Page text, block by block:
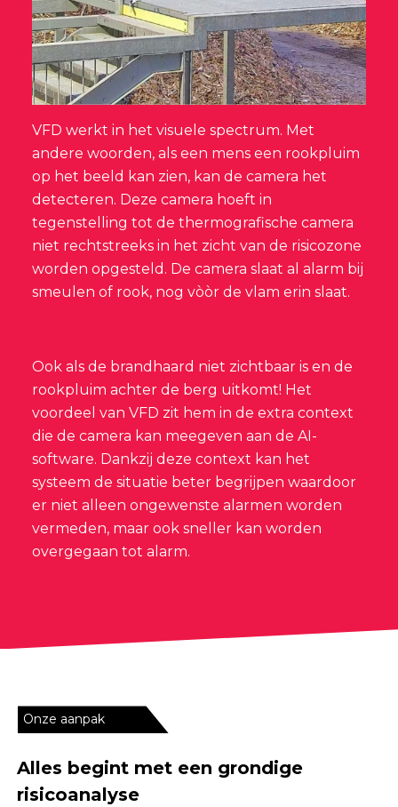
VFD werkt in het visuele spectrum. Met
andere woorden, als een mens een rookpluim
op het beeld kan zien, kan de camera het
detecteren. Deze camera hoeft in
tegenstelling tot de thermografische camera
niet rechtstreeks in het zicht van de risicozone
worden opgesteld. De camera slaat al alarm bij
smeulen of rook, nog vòòr de vlam erin slaat.
Ook als de brandhaard niet zichtbaar is en de
rookpluim achter de berg uitkomt! Het
voordeel van VFD zit hem in de extra context
die de camera kan meegeven aan de AI-
software. Dankzij deze context kan het
systeem de situatie beter begrijpen waardoor
er niet alleen ongewenste alarmen worden
vermeden, maar ook sneller kan worden
overgegaan tot alarm.
Onze aanpak
Alles begint met een grondige
risicoanalyse